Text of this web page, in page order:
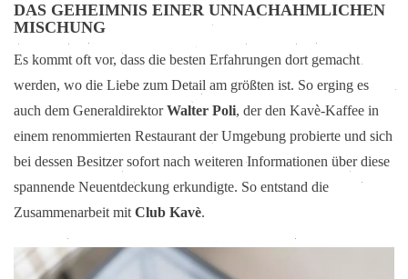
DAS GEHEIMNIS EINER UNNACHAHMLICHEN
MISCHUNG
Es kommt oft vor, dass die besten Erfahrungen dort gemacht
werden, wo die Liebe zum Detail am größten ist. So erging es
auch dem GeneraldirektorWalter Poli, der den Kavè-Kaffee in
einem renommierten Restaurant der Umgebung probierte und sich
bei dessen Besitzer sofort nach weiteren Informationen über diese
spannende Neuentdeckung erkundigte. So entstand die
Zusammenarbeit mit Club Kavè.